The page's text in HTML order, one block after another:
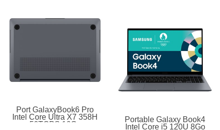
EN STOCK
Port GalaxyBook6 Pro
Intel Core Ultra X7 358H
50TOPS 16Go
RUPTURE DE STOCK
Portable Galaxy Book4
Intel Core i5 120U 8Go